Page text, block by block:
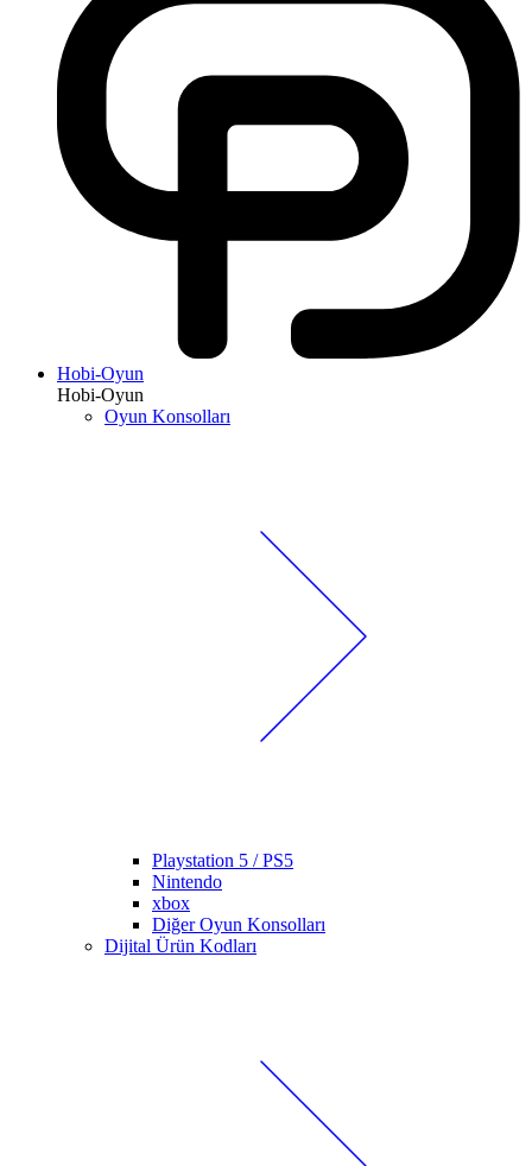
Hobi-Oyun
Hobi-Oyun
Oyun Konsolları
Playstation 5 / PS5
Nintendo
xbox
Diğer Oyun Konsolları
Dijital Ürün Kodları